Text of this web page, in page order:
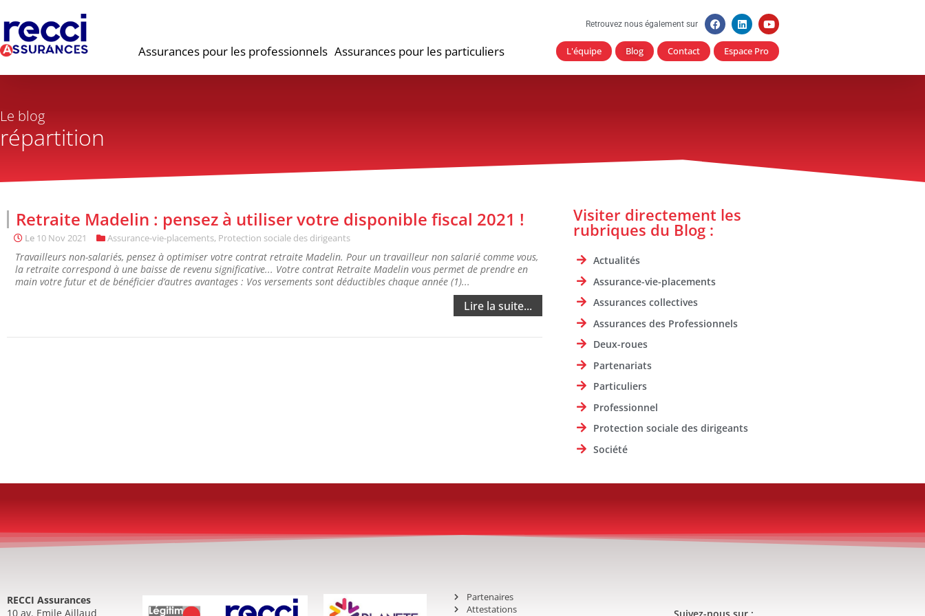
Assurances pour les professionnels Assurances pour les particuliers
Retrouvez nous également sur
L'équipe Blog Contact Espace Pro
Le blog
répartition
Retraite Madelin : pensez à utiliser votre disponible fiscal 2021 !
Le 10 Nov 2021 Assurance-vie-placements, Protection sociale des dirigeants
Travailleurs non-salariés, pensez à optimiser votre contrat retraite Madelin. Pour un travailleur non salarié comme vous,
la retraite correspond à une baisse de revenu significative... Votre contrat Retraite Madelin vous permet de prendre en
main votre futur et de bénéficier d’autres avantages : Vos versements sont déductibles chaque année (1)...
Lire la suite...
Visiter directement les
rubriques du Blog :
Actualités
Assurance-vie-placements
Assurances collectives
Assurances des Professionnels
Deux-roues
Partenariats
Particuliers
Professionnel
Protection sociale des dirigeants
Société
RECCI Assurances
10 av. Emile Aillaud
Partenaires
Attestations
Suivez-nous sur :